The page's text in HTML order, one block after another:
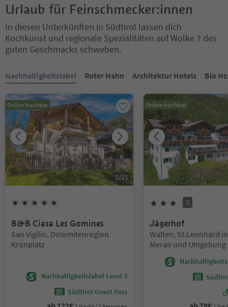
Urlaub für Feinschmecker:innen
In diesen Unterkünften in Südtirol lassen dich
Kochkunst und regionale Spezialitäten auf Wolke 7 des
guten Geschmacks schweben.
Nachhaltigkeitslabel Roter Hahn Architektur Hotels Bio
Online buchbar
1 /21
B&B Ciasa Les Gomines
Standort:
San Vigilio, Dolomitenregion
Kronplatz
Nachhaltigkeitslabel Level 3
Südtirol Guest Pass
Online buchbar
Sterne
S
Jägerhof
Standort:
Walten, St.Leonhard
Meran und Umgebung